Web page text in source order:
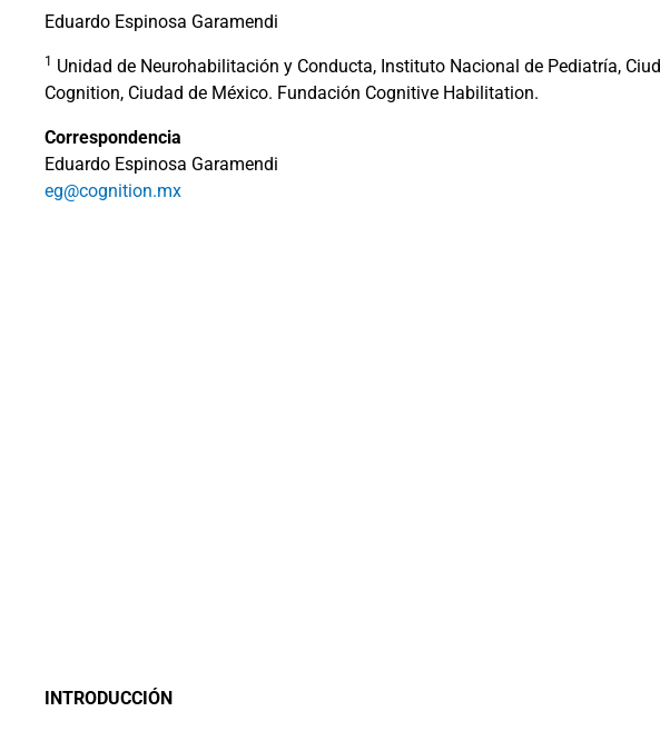
Eduardo Espinosa Garamendi
1 Unidad de Neurohabilitación y Conducta, Instituto Nacional de Pediatría,
Cognition, Ciudad de México. Fundación Cognitive Habilitation.
Correspondencia
Eduardo Espinosa Garamendi
eg@cognition.mx
INTRODUCCIÓN